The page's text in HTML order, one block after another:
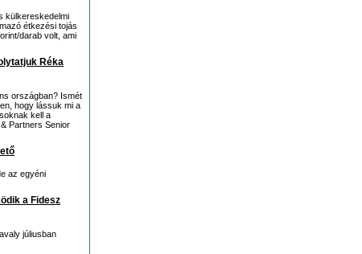
külkereskedelmi
étkezési tojás
darab volt, ami
Réka
országban? Ismét
hogy lássuk mi a
kell a
Partners Senior
az egyéni
a Fidesz
júliusban